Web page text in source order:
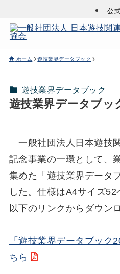
公
ホーム 遊技業界データブック
遊技業界データブック
遊技業界データブッ
一般社団法人日本遊技
記念事業の一環として、
集めた「遊技業界データ
した。仕様はA4サイズ52
以下のリンクからダウン
「遊技業界データブック
ちら